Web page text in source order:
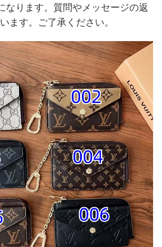
なります。質問やメッセージの返
ます。ご了承ください。